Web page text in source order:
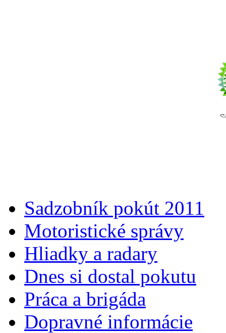
Sadzobník pokút 2011
Motoristické správy
Hliadky a radary
Dnes si dostal pokutu
Práca a brigáda
Dopravné informácie